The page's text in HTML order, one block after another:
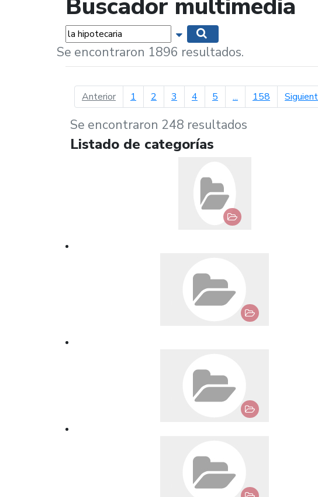
Buscador multimedia
Palabras... Mostrar opciones de búsqueda
Se encontraron 1896 resultados.
Anteriorpágina anterior
1 2 3 4 5 ... 158
Se encontraron 248 resultados
Listado de categorías